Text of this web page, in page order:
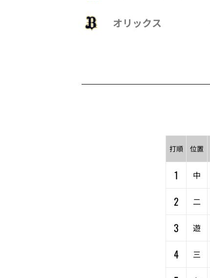
オリックス
打順 位置
1 中
2
二
3
遊
4
三